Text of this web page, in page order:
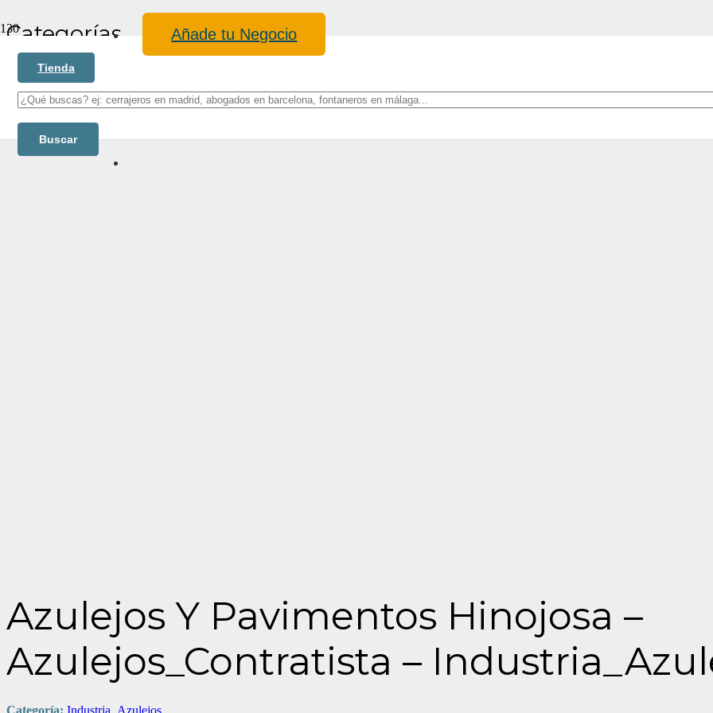
Tienda
Añade tu Negocio
Blog
Buscar:
Categorías
Azulejos Y Pavimentos Hinojosa –
Azulejos_Contratista –
Categoría: Industria_Azulejos